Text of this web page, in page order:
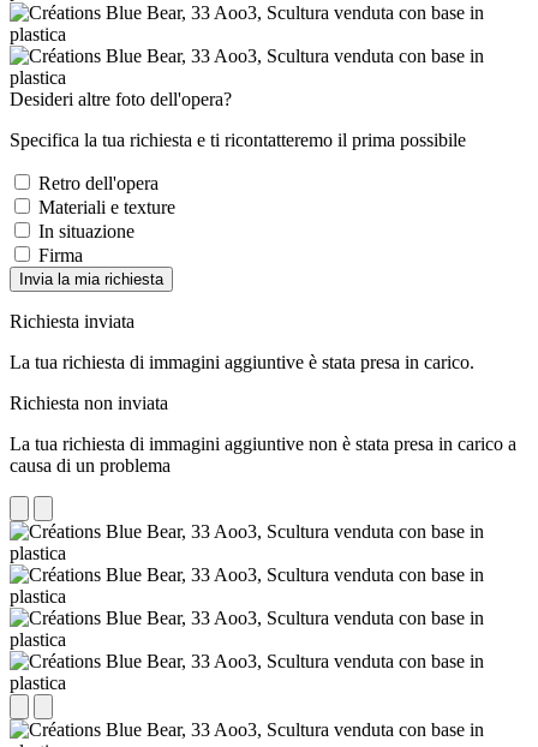
Desideri altre foto dell'opera?
Specifica la tua richiesta e ti ricontatteremo il prima possibile
Retro dell'opera
Materiali e texture
In situazione
Firma
Invia la mia richiesta
Richiesta inviata
La tua richiesta di immagini aggiuntive è stata presa in carico.
Richiesta non inviata
La tua richiesta di immagini aggiuntive non è stata presa in carico a
causa di un problema